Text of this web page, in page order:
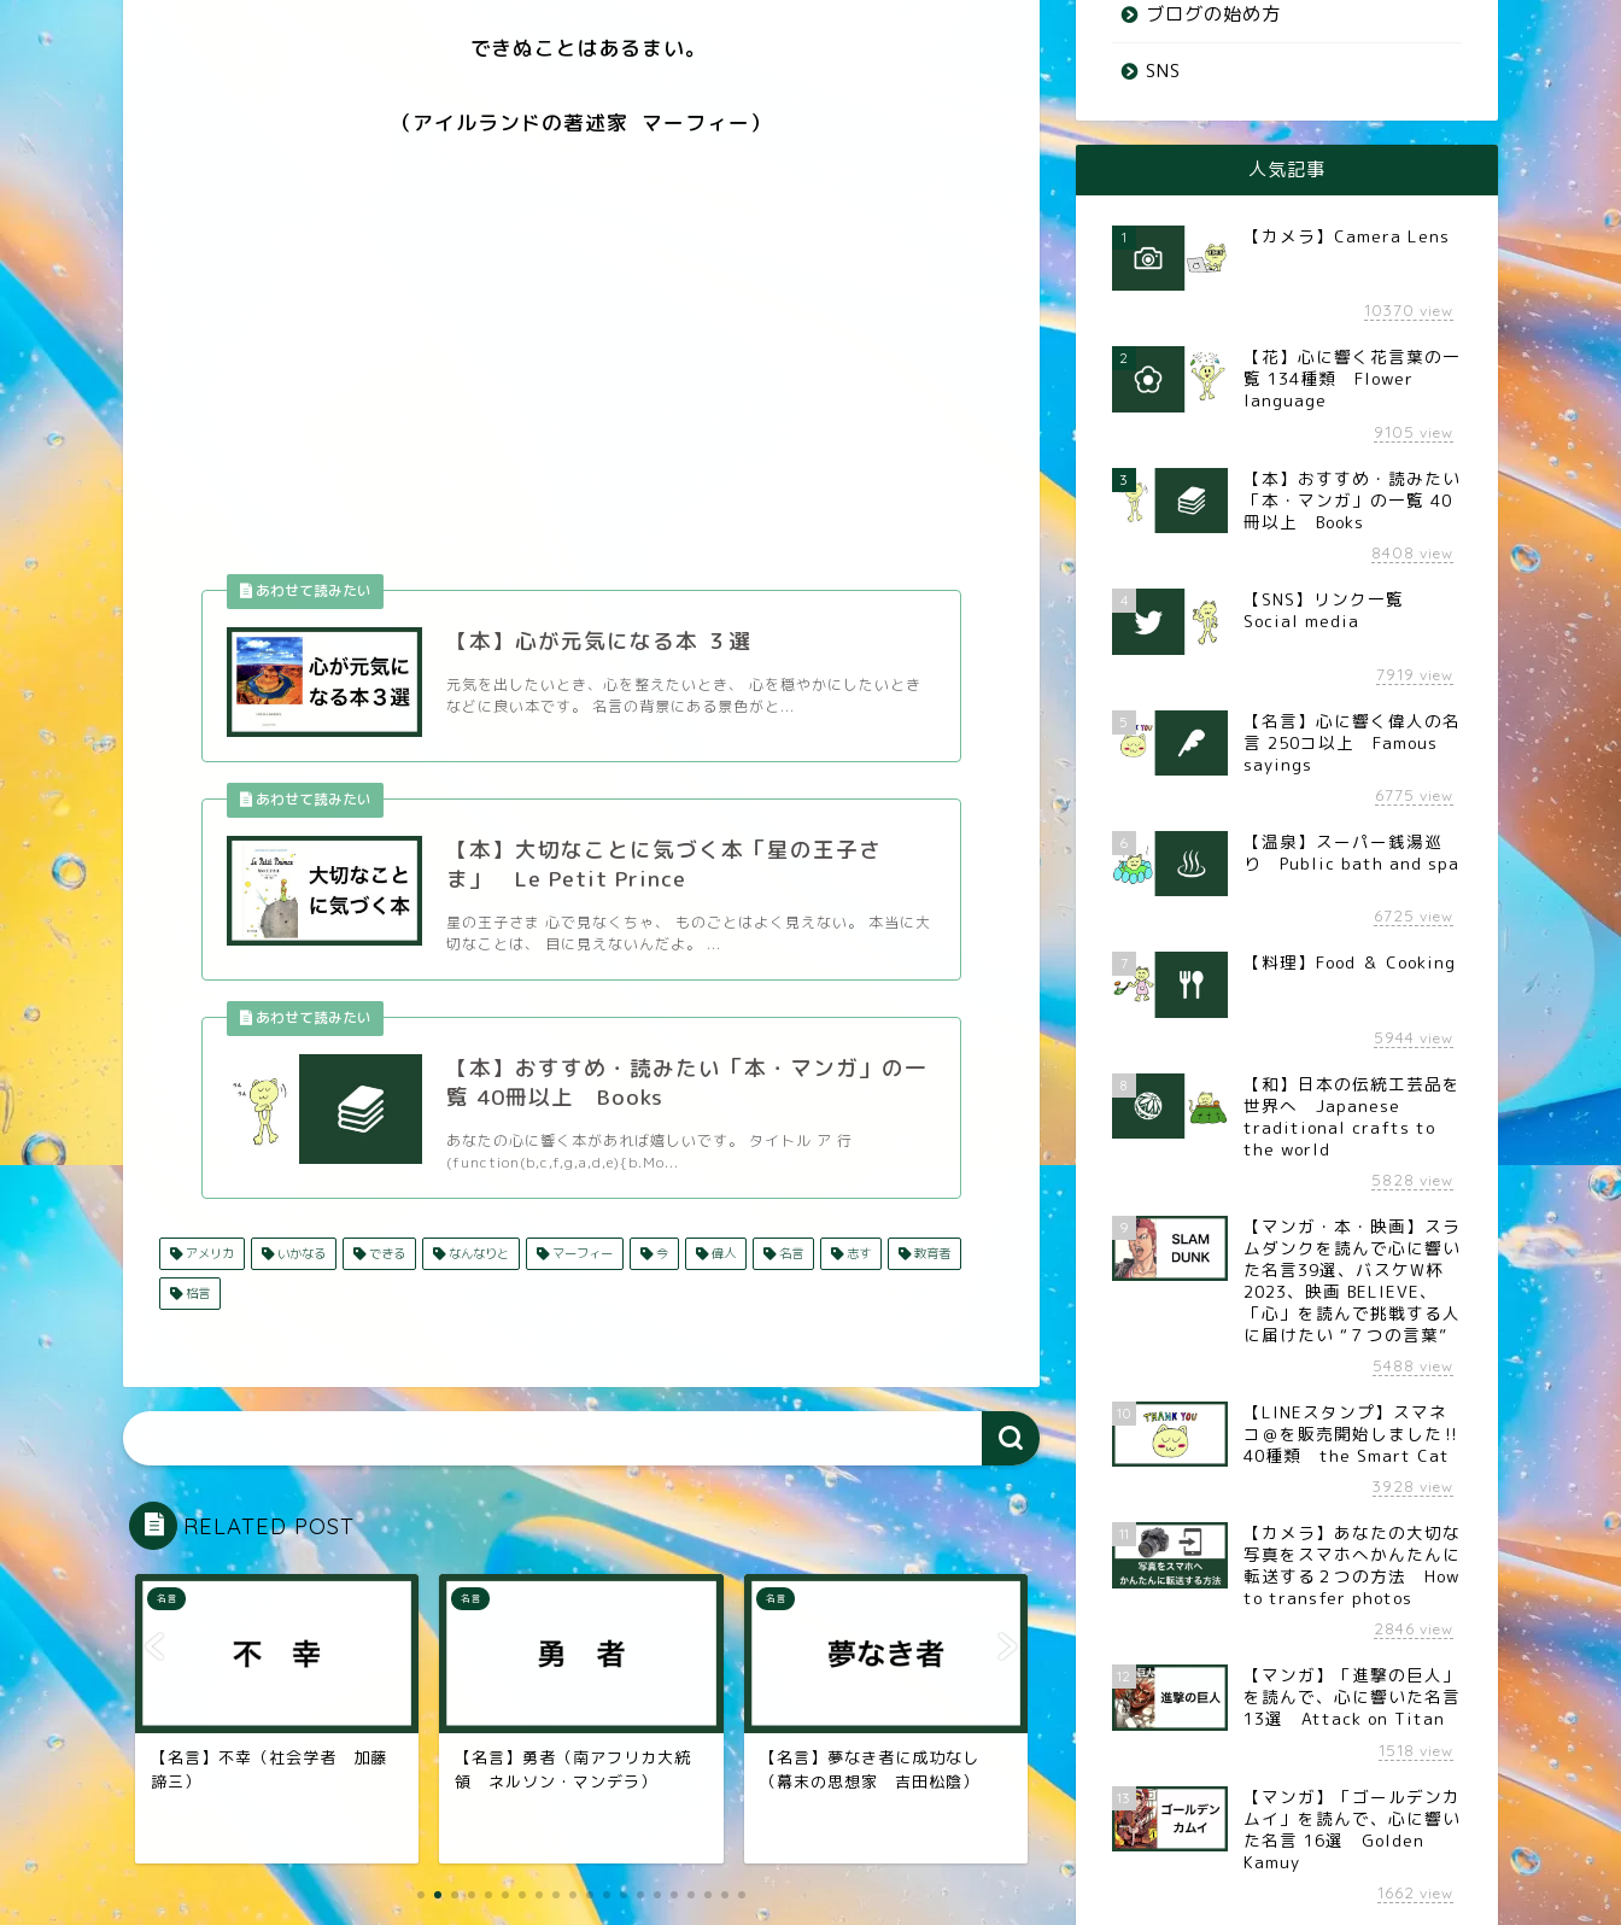
できぬことはあるまい。
（アイルランドの著述家 マーフィー）
【本】心が元気になる本 ３選
元気を出したいとき、心を整えたいとき、 心を穏やかにしたいとき
などに良い本です。 名言の背景にある景色がと...
【本】大切なことに気づく本「星の王子さ
ま」 Le Petit Prince
星の王子さま 心で見なくちゃ、 ものごとはよく見えない。 本当に大
切なことは、 目に見えないんだよ。 ...
【本】おすすめ・読みたい「本・マンガ」の一
覧 40冊以上 Books
あなたの心に響く本があれば嬉しいです。 タイトル ア 行
(function(b,c,f,g,a,d,e){b.Mo...
アメリカ いかなる できる なんなりと マーフィー 今 偉人 名言 志す 教育者
格言
RELATED POST
者 加藤
名言
【名言】勇者（南アフリカ大統
領 ネルソン・マンデラ）
名言
【名言】夢なき者に成功なし
（幕末の思想家 吉田松陰）
名言
【名言】信頼関係（プロ野球監
督 森祇晶）
名言
家 孟子）
名言
【名言】若くして求める（ドイ
ツの詩人 ゲーテ）
ブログの始め方
SNS
人気記事
1 【カメラ】Camera Lens
10370 view
2
【花】心に響く花言葉の一
覧 134種類 Flower
language
9105 view
3
【本】おすすめ・読みたい
「本・マンガ」の一覧 40
冊以上 Books
8408 view
4
【SNS】リンク一覧
Social media
7919 view
5
【名言】心に響く偉人の名
言 250コ以上 Famous
sayings
6775 view
6
【温泉】スーパー銭湯巡
り Public bath and spa
6725 view
7 【料理】Food ＆ Cooking
5944 view
8
【和】日本の伝統工芸品を
世界へ Japanese
traditional crafts to
the world
5828 view
9
【マンガ・本・映画】スラ
ムダンクを読んで心に響い
た名言39選、バスケW杯
2023、映画 BELIEVE、
「心」を読んで挑戦する人
に届けたい “７つの言葉”
5488 view
10
【LINEスタンプ】スマネ
コ＠を販売開始しました‼︎
40種類 the Smart Cat
3928 view
11
【カメラ】あなたの大切な
写真をスマホへかんたんに
転送する２つの方法 How
to transfer photos
2846 view
12
【マンガ】「進撃の巨人」
を読んで、心に響いた名言
13選 Attack on Titan
1518 view
13
【マンガ】「ゴールデンカ
ムイ」を読んで、心に響い
た名言 16選 Golden
Kamuy
1662 view